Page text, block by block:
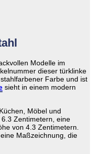
Modelle im
dieser türklinke
Farbe und ist
sieht in einem modern
Möbel und
Zentimetern, eine
von 4.3 Zentimetern.
Maßzeichnung, die